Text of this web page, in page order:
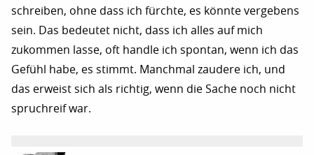
schreiben, ohne dass ich fürchte, es könnte vergebens
sein. Das bedeutet nicht, dass ich alles auf mich
zukommen lasse, oft handle ich spontan, wenn ich das
Gefühl habe, es stimmt. Manchmal zaudere ich, und
das erweist sich als richtig, wenn die Sache noch nicht
spruchreif war.